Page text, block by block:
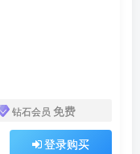
钻石会员 免费
登录购买